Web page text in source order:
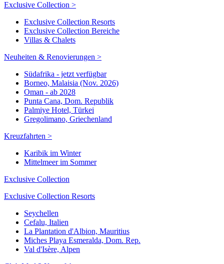
Exclusive Collection >
Exclusive Collection Resorts
Exclusive Collection Bereiche
Villas & Chalets
Neuheiten & Renovierungen >
Südafrika - jetzt verfügbar
Borneo, Malaisia (Nov. 2026)
Oman - ab 2028
Punta Cana, Dom. Republik
Palmiye Hotel, Türkei
Gregolimano, Griechenland
Kreuzfahrten >
Karibik im Winter
Mittelmeer im Sommer
Exclusive Collection
Exclusive Collection Resorts
Seychellen
Cefalu, Italien
La Plantation d'Albion, Mauritius
Miches Playa Esmeralda, Dom. Rep.
Val d'Isère, Alpen